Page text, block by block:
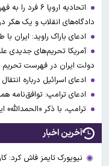
اتحادیه اروپا
دادگاه‌های انقلاب و یک هکر
ادعای باراک راوید: ایران
دولت ایران در فهرست تحریم
ادعای اسرائیل درباره
ادعای ترامپ: توافق‌نامه
ترامپ، با ذکر «الحمدالله»
آخرین اخبار
نیویورک تایمز فاش کرد: